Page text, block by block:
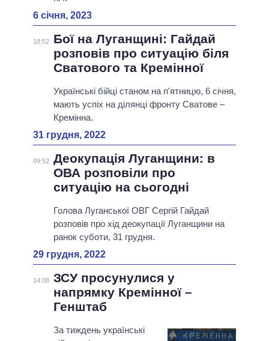
6 січня, 2023
18:52
Бої на Луганщині: Гайдай
розповів про ситуацію біля
Сватового та Кремінної
Українські бійці станом на п'ятницю, 6 січня,
мають успіх на ділянці фронту Сватове –
Кремінна.
31 грудня, 2022
09:52 Деокупація Луганщини: в
ОВА розповіли про
ситуацію на сьогодні
Голова Луганської ОВГ Сергій Гайдай
розповів про хід деокупації Луганщини на
ранок суботи, 31 грудня.
29 грудня, 2022
14:08 ЗСУ просунулися у
напрямку Кремінної –
Генштаб
За тиждень українські